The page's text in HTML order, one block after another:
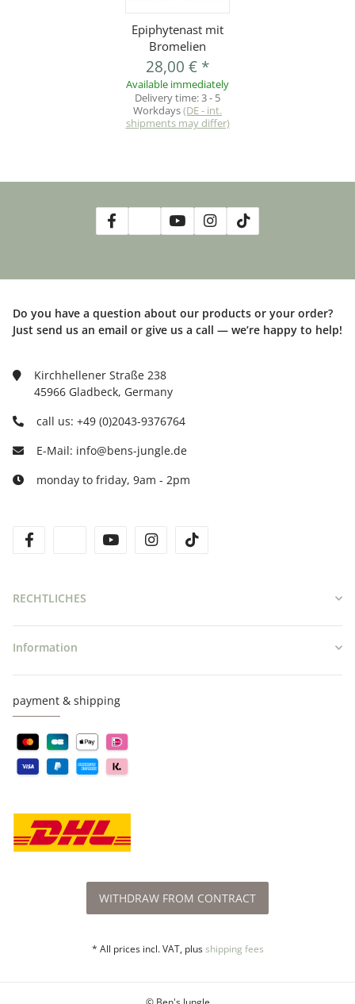
Epiphytenast mit
Bromelien
28,00 € *
Available immediately
Delivery time:3 - 5
Workdays(DE - int.
shipments may differ)
Do you have a question about our products or your order?
Just send us an email or give us a call — we’re happy to help!
Kirchhellener Straße 238
45966 Gladbeck, Germany
call us: +49 (0)2043-9376764
E-Mail: info@bens-jungle.de
monday to friday, 9am - 2pm
twitteryoutube instagram
RECHTLICHES
Information
payment & shipping
WITHDRAW FROM CONTRACT
* All prices incl. VAT, plusshipping fees